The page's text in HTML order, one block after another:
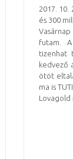
2017. 10.
és 300
futam.
tizenhat
kedvező
ötöt
ma is
Lovagold